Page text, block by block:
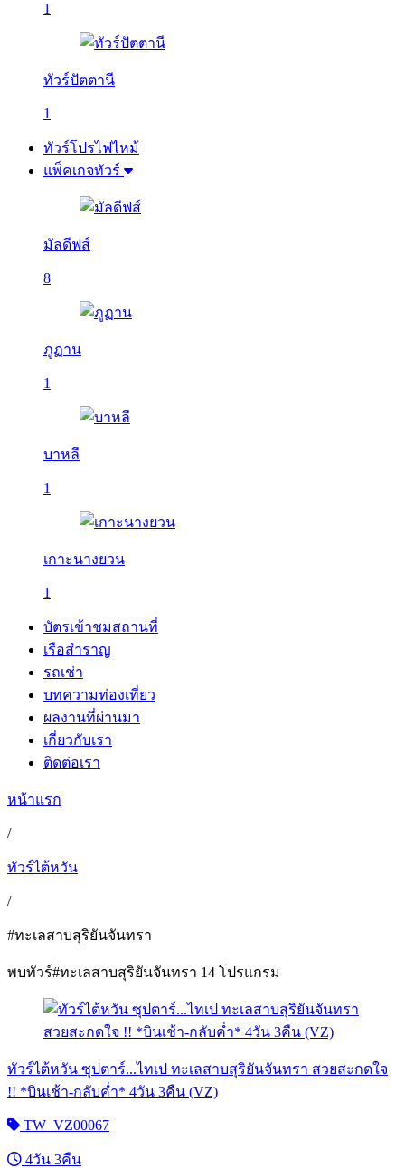
1
ทัวร์ปัตตานี
1
ทัวร์โปรไฟไหม้
แพ็คเกจทัวร์
มัลดีฟส์
8
ภูฏาน
1
บาหลี
1
เกาะนางยวน
1
บัตรเข้าชมสถานที่
เรือสำราญ
รถเช่า
บทความท่องเที่ยว
ผลงานที่ผ่านมา
เกี่ยวกับเรา
ติดต่อเรา
หน้าแรก
/
ทัวร์ไต้หวัน
/
#ทะเลสาบสุริยันจันทรา
พบทัวร์#ทะเลสาบสุริยันจันทรา 14 โปรแกรม
ทัวร์ไต้หวัน ซุปตาร์...ไทเป ทะเลสาบสุริยันจันทรา สวยสะกดใจ
!! *บินเช้า-กลับค่ำ* 4วัน 3คืน (VZ)
TW_VZ00067
4วัน 3คืน